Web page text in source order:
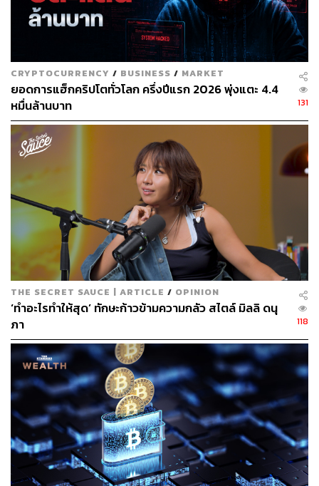
พิสูจน์อักษร: ลักษณ์นารา พักตร์เพียงจันทร์
อ้างอิง:
https://www.cnbc.com/2021/04/25/stock-market-futur
es-open-to-close-news.html
https://www.cnbc.com/2021/04/26/tesla-tsla-earnings
-q1-2021-.html
สามารถติดตาม THE STANDARD WEALTH
ผ่านแอปพลิเคชันต่างๆ ที่คุณสะดวกหรือใช้งานอยู่แล้วได้เลย
TAGS: Bitcoin JP Morgan กองทุน
ABOUT THE AUTHOR
THE STANDARD WEALTH
สำนักข่าวเศรษฐกิจ ธุรกิจ และการลงทุน โดย
CRYPTOCURRENCY / BUSINESS / MARKET
ยอดการแฮ็กคริปโตทั่วโลก ครึ่งปีแรก 2026 พุ่งแตะ 4.4
หมื่นล้านบาท
131
THE SECRET SAUCE | ARTICLE / OPINION
‘ทำอะไรทำให้สุด’ ทักษะก้าวข้ามความกลัว สไตล์ มิลลิ ดนุ
ภา
118